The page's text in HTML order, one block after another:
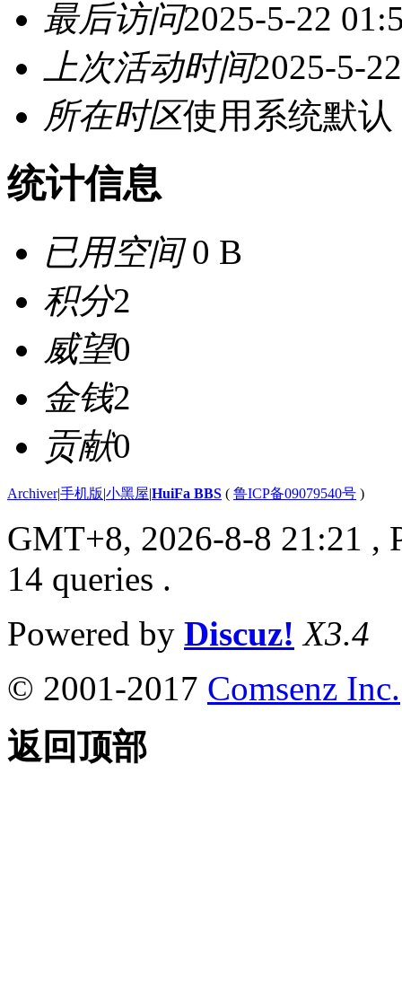
最后访问2025-5-22
上次活动时间2025-5-
所在时区使用系统默认
统计信息
已用空间0 B
积分2
威望0
金钱2
贡献0
Archiver|手机版|小黑屋|HuiFa BBS ( 鲁ICP备09079540号 )
GMT+8, 2026-8-8 21:21 ,
14 queries .
Powered by Discuz! X3.4
© 2001-2017 Comsenz Inc.
返回顶部